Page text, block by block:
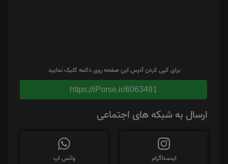
برای کپی کردن آدرس این صفحه روی دکمه کلیک نمایید
https://iPorse.ir/6063491
ارسال به شبکه های اجتماعی
اینستاگرام واتس اپ